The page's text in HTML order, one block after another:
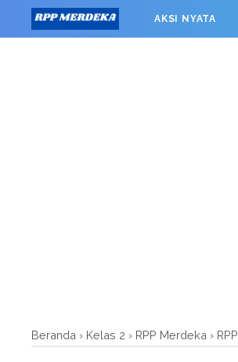
= window.googletag || {cmd: []};
AKSI NYATA
Beranda › Kelas 2 › RPP Merdeka ›